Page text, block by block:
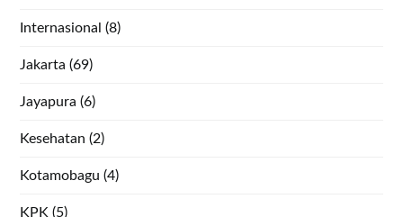
Internasional (8)
Jakarta (69)
Jayapura (6)
Kesehatan (2)
Kotamobagu (4)
KPK (5)